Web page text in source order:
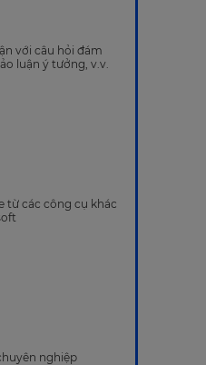
với câu hỏi đám
luận ý tưởng, v.v.
từ các công cụ khác
nghiệp